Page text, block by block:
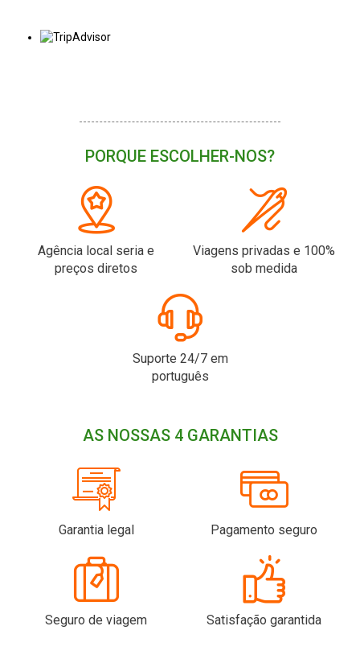
PORQUE ESCOLHER-NOS?
Agência local seria e
preços diretos
Viagens privadas e 100%
sob medida
Suporte 24/7 em
português
AS NOSSAS 4 GARANTIAS
Garantia legal Pagamento seguro
Seguro de viagem Satisfação garantida